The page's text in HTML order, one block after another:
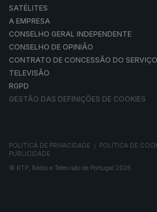
SATÉLITES
A EMPRESA
CONSELHO GERAL INDEPENDENTE
CONSELHO DE OPINIÃO
CONTRATO DE CONCESSÃO DO
TELEVISÃO
RGPD
GESTÃO DAS DEFINIÇÕES DE COOKIES
POLÍTICA DE PRIVACIDADE POLÍTICA DE
PUBLICIDADE
© RTP, Rádio e Televisão de Portugal 2026